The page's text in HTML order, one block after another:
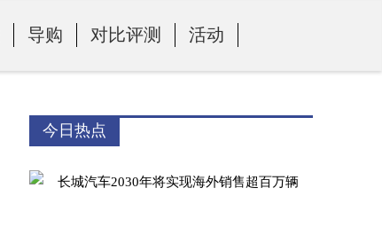
导购 对比评测 活动
今日热点